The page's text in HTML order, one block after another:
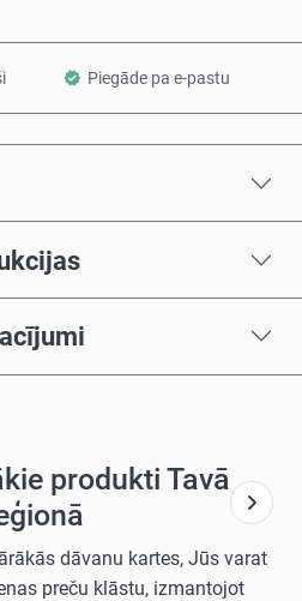
Piegāde pa e-pastu
produkti Tavā
dāvanu kartes, Jūs varat
preču klāstu, izmantojot